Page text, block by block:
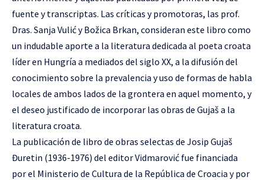
fuente y transcriptas. Las críticas y promotoras, las prof.
Dras. Sanja Vulić y Božica Brkan, consideran este libro como
un indudable aporte a la literatura dedicada al poeta croata
líder en Hungría a mediados del siglo XX, a la difusión del
conocimiento sobre la prevalencia y uso de formas de habla
locales de ambos lados de la grontera en aquel momento, y
el deseo justificado de incorporar las obras de Gujaš a la
literatura croata.
La publicación de libro de obras selectas de Josip Gujaš
Đuretin (1936-1976) del editor Vidmarović fue financiada
por el Ministerio de Cultura de la República de Croacia y por